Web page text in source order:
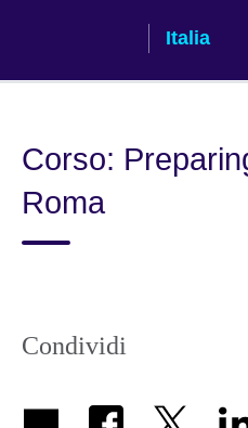
Italia
Corso:
Roma
Condividi